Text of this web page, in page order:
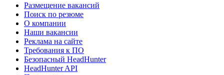
Размещение вакансий
Поиск по резюме
О компании
Наши вакансии
Реклама на сайте
Требования к ПО
Безопасный HeadHunter
HeadHunter API